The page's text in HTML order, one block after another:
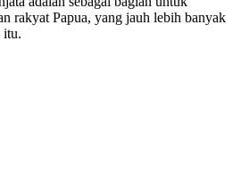
rakyat Papua, yang jauh lebih banyak
itu.